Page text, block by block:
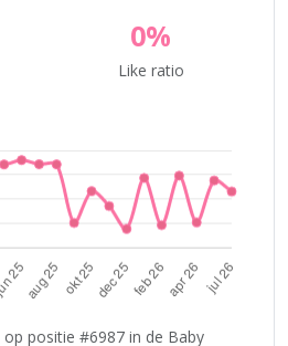
0%
Like ratio
positie #6987 in de Baby